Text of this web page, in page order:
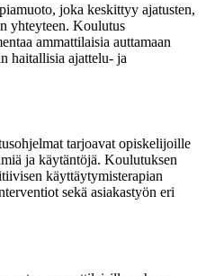
joka keskittyy ajatusten,
yhteyteen. Koulutus
ammattilaisia auttamaan
haitallisia ajattelu- ja
tarjoavat opiskelijoille
ja käytäntöjä. Koulutuksen
käyttäytymisterapian
sekä asiakastyön eri